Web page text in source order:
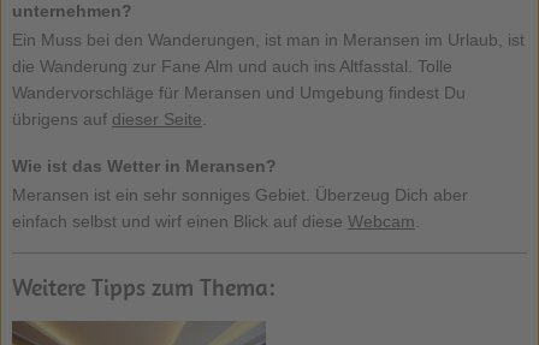
unternehmen?
Ein Muss bei den Wanderungen, ist man in Meransen im Urlaub, ist
die Wanderung zur Fane Alm und auch ins Altfasstal. Tolle
Wandervorschläge für Meransen und Umgebung findest Du
übrigens auf dieser Seite.
Wie ist das Wetter in Meransen?
Meransen ist ein sehr sonniges Gebiet. Überzeug Dich aber
einfach selbst und wirf einen Blick auf diese Webcam.
Weitere Tipps zum Thema: